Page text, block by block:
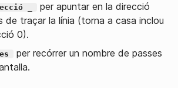
_
per apuntar en la direcció
de traçar la línia (torna a casa inclou
0).
per recórrer un nombre de passes